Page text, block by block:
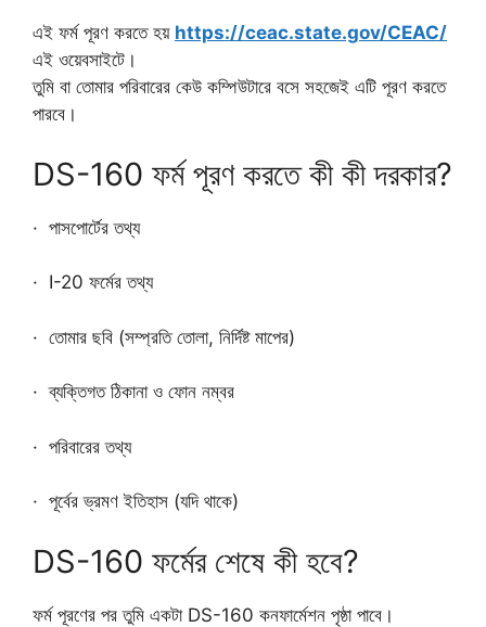
এই ফর্ম পূরণ করতে হয় https://ceac.state.gov/CEAC/
এই ওয়েবসাইটে।
তুমি বা তোমার পরিবারের কেউ কম্পিউটারে বসে সহজেই এটি পূরণ করতে
পারবে।
DS-160 ফর্ম পূরণ করতে কী কী দরকার?
· পাসপোর্টের তথ্য
· I-20 ফর্মের তথ্য
· তোমার ছবি (সম্প্রতি তোলা, নির্দিষ্ট মাপের)
· ব্যক্তিগত ঠিকানা ও ফোন নম্বর
· পরিবারের তথ্য
· পূর্বের ভ্রমণ ইতিহাস (যদি থাকে)
DS-160 ফর্মের শেষে কী হবে?
ফর্ম পূরণের পর তুমি একটা DS-160 কনফার্মেশন পৃষ্ঠা পাবে।